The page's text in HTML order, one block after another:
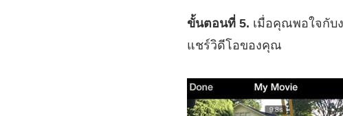
ขั้นตอนที่ 5. เมื่อคุณพอใจกับ
แชร์วิดีโอของคุณ